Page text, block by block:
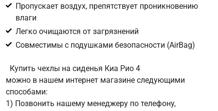
Пропускает воздух, препятствует проникновению
влаги
Легко очищаются от загрязнений
Совместимы с подушками безопасности (AirBag)
Купить чехлы на сиденья Киа Рио 4
можно в нашем интернет магазине следующими
способами:
1) Позвонить нашему менеджеру по телефону,